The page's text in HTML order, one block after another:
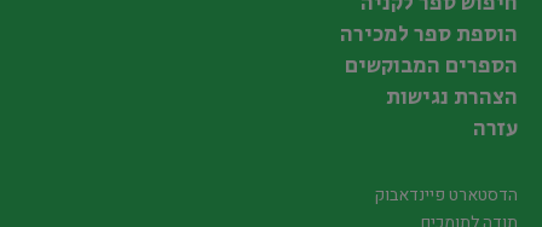
הוספת ספר למכירה
הספרים המבוקשים
הצהרת נגישות
עזרה
הדסטארט פיינדאבוק